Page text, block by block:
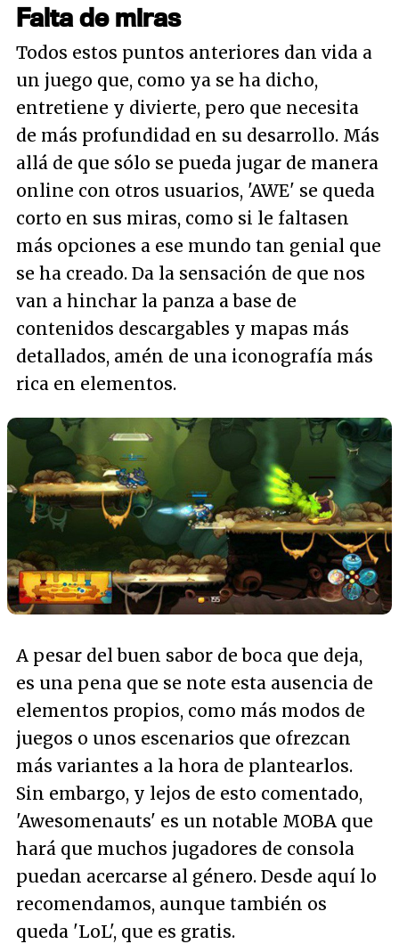
Falta de miras
Todos estos puntos anteriores dan vida a
un juego que, como ya se ha dicho,
entretiene y divierte, pero que necesita
de más profundidad en su desarrollo. Más
allá de que sólo se pueda jugar de manera
online con otros usuarios, 'AWE' se queda
corto en sus miras, como si le faltasen
más opciones a ese mundo tan genial que
se ha creado. Da la sensación de que nos
van a hinchar la panza a base de
contenidos descargables y mapas más
detallados, amén de una iconografía más
rica en elementos.
A pesar del buen sabor de boca que deja,
es una pena que se note esta ausencia de
elementos propios, como más modos de
juegos o unos escenarios que ofrezcan
más variantes a la hora de plantearlos.
Sin embargo, y lejos de esto comentado,
'Awesomenauts' es un notable MOBA que
hará que muchos jugadores de consola
puedan acercarse al género. Desde aquí lo
recomendamos, aunque también os
queda 'LoL', que es gratis.